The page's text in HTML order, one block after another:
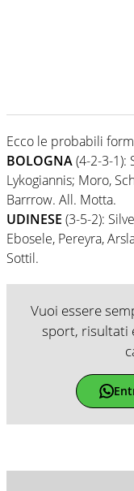
Ecco le probabili
BOLOGNA(4-2-3-1):
Lykogiannis; Moro,
Barrrow. All. Motta.
UDINESE (3-5-2):
Ebosele, Pereyra,
Sottil.
Vuoi essere
sport, risultati